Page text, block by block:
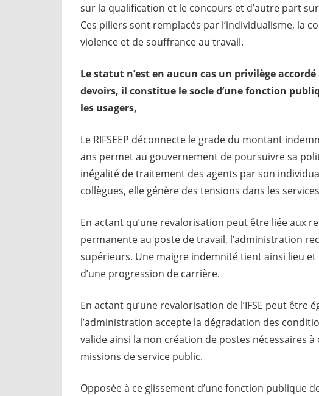
sur la qualification et le concours et d’autre part
Ces piliers sont remplacés par l’individualisme, la
violence et de souffrance au travail.
Le statut n’est en aucun cas un privilège
devoirs, il constitue le socle d’une fonction
les usagers,
Le RIFSEEP déconnecte le grade du montant
ans permet au gouvernement de poursuivre sa
inégalité de traitement des agents par son
collègues, elle génère des tensions dans les
En actant qu’une revalorisation peut être liée aux
permanente au poste de travail, l’administration
supérieurs. Une maigre indemnité tient ainsi lieu
d’une progression de carrière.
En actant qu’une revalorisation de l’IFSE peut être
l’administration accepte la dégradation des
valide ainsi la non création de postes nécessaires
missions de service public.
Opposée à ce glissement d’une fonction publique